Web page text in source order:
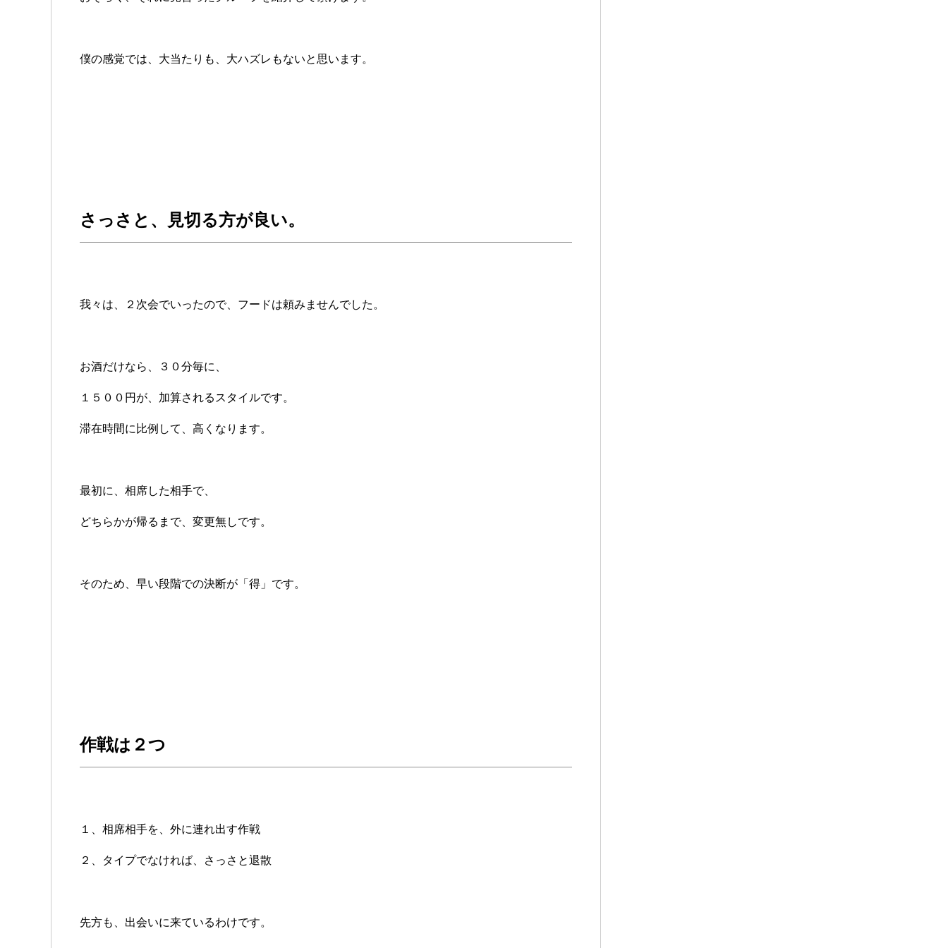
僕の感覚では、大当たりも、大ハズレもないと思います。
さっさと、見切る方が良い。
我々は、２次会でいったので、フードは頼みませんでした。
お酒だけなら、３０分毎に、
１５００円が、加算されるスタイルです。
滞在時間に比例して、高くなります。
最初に、相席した相手で、
どちらかが帰るまで、変更無しです。
そのため、早い段階での決断が「得」です。
作戦は２つ
１、相席相手を、外に連れ出す作戦
２、タイプでなければ、さっさと退散
先方も、出会いに来ているわけです。